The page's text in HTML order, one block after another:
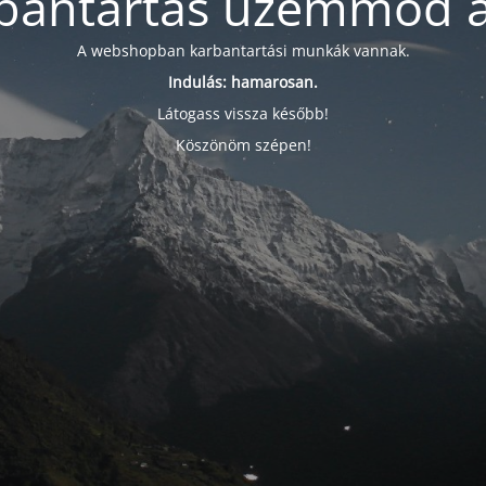
A webshopban karbantartási munkák vannak.
Indulás: hamarosan.
Látogass vissza később!
Köszönöm szépen!